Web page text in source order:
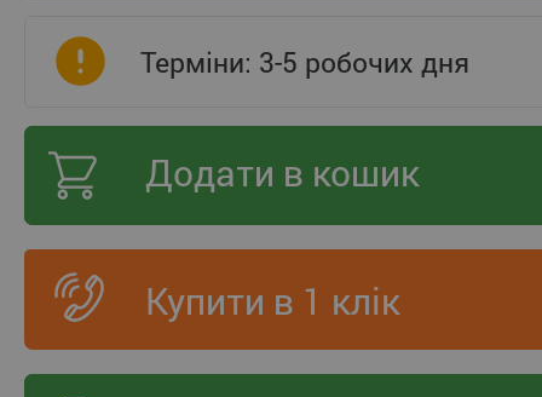
Терміни: 3-5 робочих дня
Додати в кошик
Купити в 1 клік